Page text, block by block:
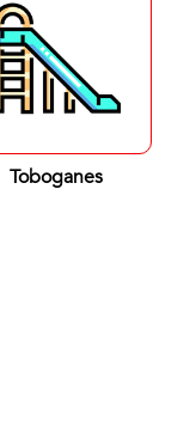
Toboganes